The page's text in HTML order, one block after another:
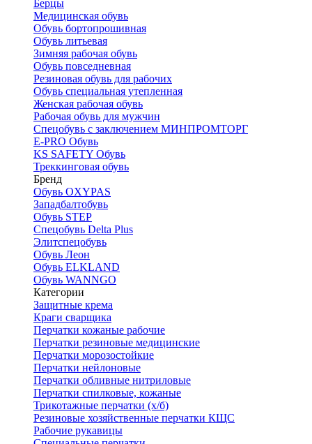
Берцы
Медицинская обувь
Обувь бортопрошивная
Обувь литьевая
Зимняя рабочая обувь
Обувь повседневная
Резиновая обувь для рабочих
Обувь специальная утепленная
Женская рабочая обувь
Рабочая обувь для мужчин
Спецобувь с заключением МИНПРОМТОРГ
E-PRO Обувь
KS SAFETY Обувь
Треккинговая обувь
Бренд
Обувь OXYPAS
Западбалтобувь
Обувь STEP
Спецобувь Delta Plus
Элитспецобувь
Обувь Леон
Обувь ELKLAND
Обувь WANNGO
Категории
Защитные крема
Краги сварщика
Перчатки кожаные рабочие
Перчатки резиновые медицинские
Перчатки морозостойкие
Перчатки нейлоновые
Перчатки обливные нитриловые
Перчатки спилковые, кожаные
Трикотажные перчатки (х/б)
Резиновые хозяйственные перчатки КЩС
Рабочие рукавицы